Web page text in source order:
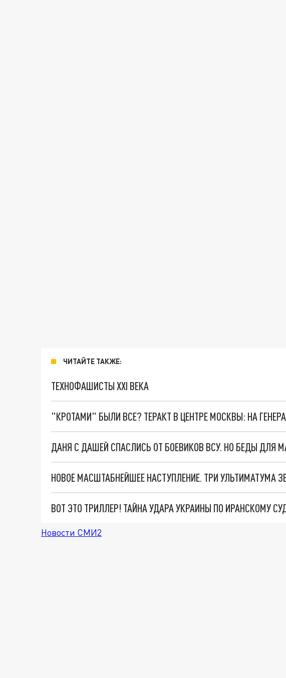
ЧИТАЙТЕ ТАКЖЕ:
ТЕХНОФАШИСТЫ XXI ВЕКА
"КРОТАМИ" БЫЛИ ВСЕ? ТЕРАКТ В ЦЕНТРЕ МОСКВЫ: НА
ДАНЯ С ДАШЕЙ СПАСЛИСЬ ОТ БОЕВИКОВ ВСУ. НО БЕДЫ ДЛЯ
ВОТ ЭТО ТРИЛЛЕР! ТАЙНА УДАРА УКРАИНЫ ПО ИРАНСКОМУ
Новости СМИ2